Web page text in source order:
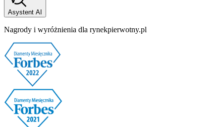
Asystent AI
Nagrody i wyróżnienia dla rynekpierwotny.pl